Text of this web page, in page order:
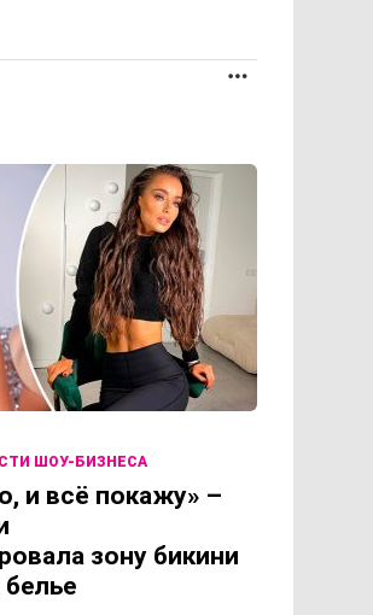
ШОУ-БИЗНЕСА
и всё покажу» –
зону бикини
белье